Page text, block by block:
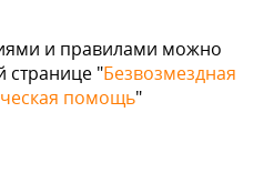
и правилами можно
странице "Безвозмездная
помощь"